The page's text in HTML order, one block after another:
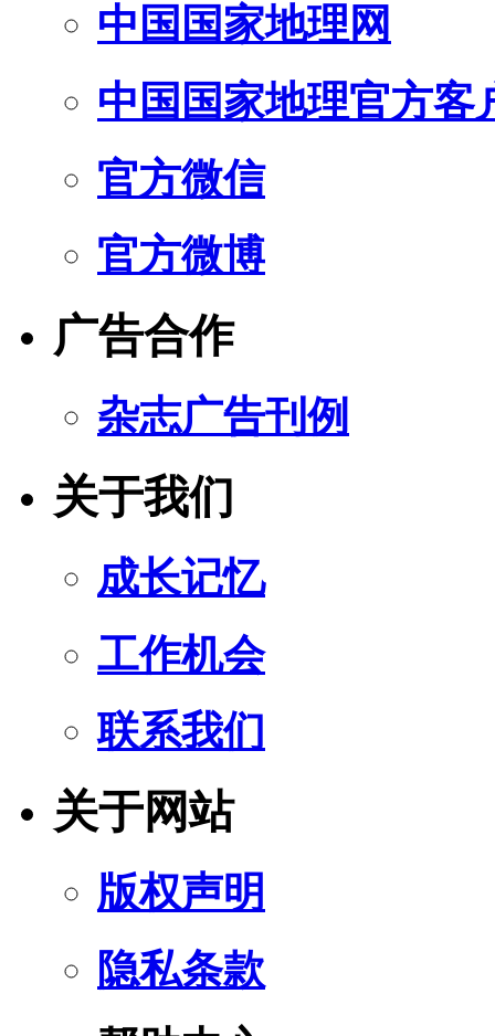
中国国家地理网
中国国家地理官方客
官方微信
官方微博
广告合作
杂志广告刊例
关于我们
成长记忆
工作机会
联系我们
关于网站
版权声明
隐私条款